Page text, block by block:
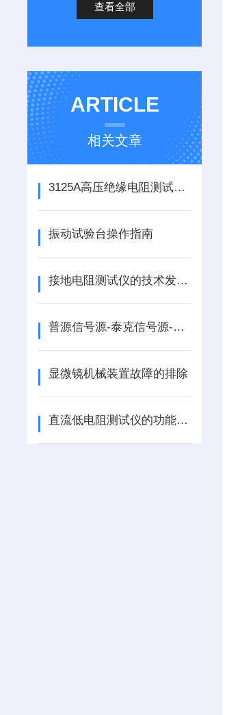
查看全部
ARTICLE
相关文章
3125A高压绝缘电阻测试仪：电气检测的得力助手
振动试验台操作指南
接地电阻测试仪的技术发展与创新趋势
普源信号源-泰克信号源-安捷伦信号源技术对照
显微镜机械装置故障的排除
直流低电阻测试仪的功能特点